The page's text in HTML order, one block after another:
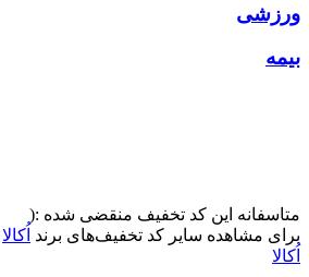
ورزشی
بیمه
متاسفانه این کد تخفیف منقضی شده :(
برای مشاهده سایر کد تخفیف‌های برند اُکالا
اُکالا